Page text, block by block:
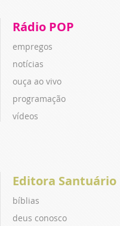
Rádio POP
empregos
notícias
ouça ao vivo
programação
vídeos
Editora Santuário
bíblias
deus conosco